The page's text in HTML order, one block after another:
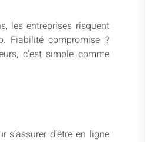
les entreprises risquent
Fiabilité compromise ?
c’est simple comme
d’être en ligne